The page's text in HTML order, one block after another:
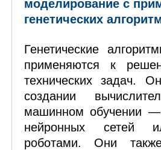
моделирование с
генетических
Генетические
применяются к
технических задач.
создании
машинном обучении —
нейронных сетей
роботами. Они